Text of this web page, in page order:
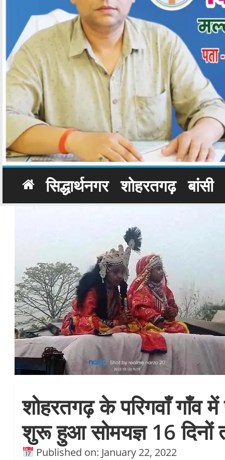
सिद्धार्थनगर शोहरतगढ़ बांसी
शोहरतगढ़ के परिगवाँ गाँव में
शुरू हुआ सोमयज्ञ 16
Published on: January 22, 2022